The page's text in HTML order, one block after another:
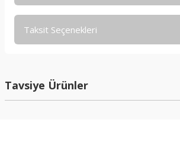
Taksit Seçenekleri
Tavsiye Ürünler